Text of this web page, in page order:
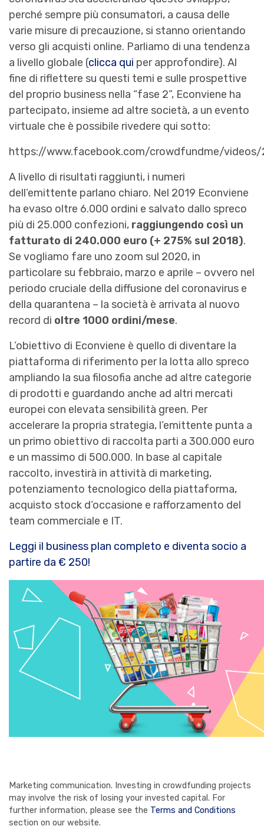
perché sempre più consumatori, a causa delle
varie misure di precauzione, si stanno orientando
verso gli acquisti online. Parliamo di una tendenza
a livello globale (clicca qui per approfondire). Al
fine di riflettere su questi temi e sulle prospettive
del proprio business nella “fase 2”, Econviene ha
partecipato, insieme ad altre società, a un evento
virtuale che è possibile rivedere qui sotto:
https://www.facebook.com/crowdfundme/
A livello di risultati raggiunti, i numeri
dell’emittente parlano chiaro. Nel 2019 Econviene
ha evaso oltre 6.000 ordini e salvato dallo spreco
più di 25.000 confezioni, raggiungendo così un
fatturato di 240.000 euro (+ 275% sul 2018).
Se vogliamo fare uno zoom sul 2020, in
particolare su febbraio, marzo e aprile – ovvero nel
periodo cruciale della diffusione del coronavirus e
della quarantena – la società è arrivata al nuovo
record di oltre 1000 ordini/mese.
L’obiettivo di Econviene è quello di diventare la
piattaforma di riferimento per la lotta allo spreco
ampliando la sua filosofia anche ad altre categorie
di prodotti e guardando anche ad altri mercati
europei con elevata sensibilità green. Per
accelerare la propria strategia, l’emittente punta a
un primo obiettivo di raccolta parti a 300.000 euro
e un massimo di 500.000. In base al capitale
raccolto, investirà in attività di marketing,
potenziamento tecnologico della piattaforma,
acquisto stock d’occasione e rafforzamento del
team commerciale e IT.
Leggi il business plan completo e diventa socio a
partire da € 250!
Marketing communication. Investing in crowdfunding projects
may involve the risk of losing your invested capital. For
further information, please see the Terms and Conditions
section on our website.